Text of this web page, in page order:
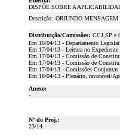
DISPÕE SOBRE A
Descrição: ORIUNDO MENSAGEM
Distribuição/Comissões: CCJ,SP e
Em 16/04/13 - Departamento
Em 17/04/13 - Leitura no Expediente
Em 17/04/13 - Comissão de
Em 17/04/13 - Comissão de
Em 17/04/13 - Comissões
Em 18/04/13 - Plenário, favorável/
Anexo:
-
Nº do Proj.:
23/14